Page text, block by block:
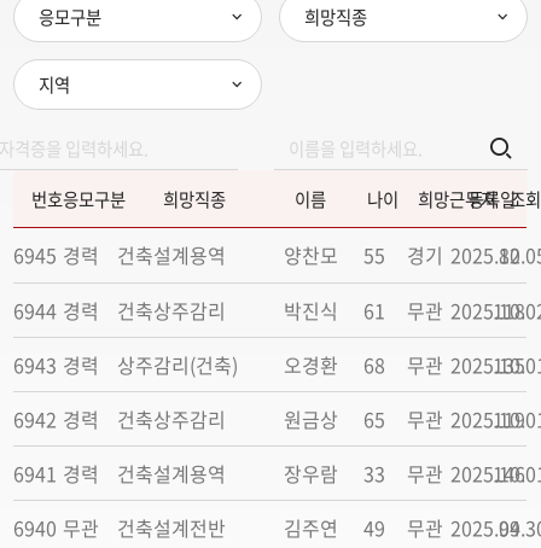
응모구분 희망직종
지역
번호응모구분 희망직종 이름 나이 희망근무지
등록일조
6945 경력 건축설계용역 양찬모 55 경기
82
6944 경력 건축상주감리 박진식 61 무관
118
6943 경력 상주감리(건축) 오경환 68 무관
135
6942 경력 건축상주감리 원금상 65 무관
119
6941 경력 건축설계용역 장우람 33 무관
146
6940 무관 건축설계전반 김주연 49 무관 94